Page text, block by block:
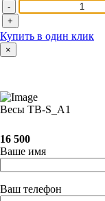
-
+
Купить в один клик
×
Весы ТВ-S_А1
16 500
Ваше имя
Ваш телефон